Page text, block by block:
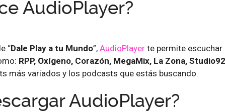
AudioPlayer?
“Dale Play a tu Mundo”, AudioPlayer te permite escuchar
RPP, Oxígeno, Corazón, MegaMix, La Zona, Studio92
más variados y los podcasts que estás buscando.
AudioPlayer?